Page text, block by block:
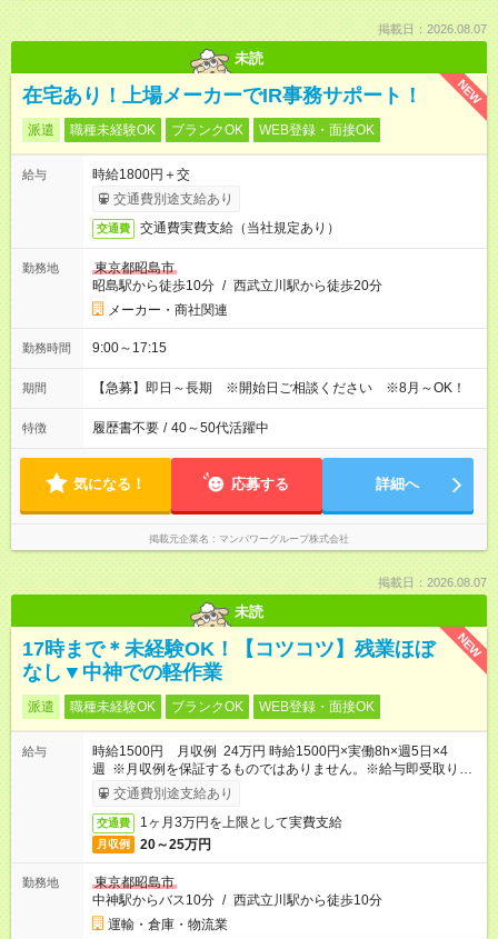
掲載日：2026.08.07
未読
NEW
在宅あり！上場メーカーでIR事務サポート！
派遣 職種未経験OK ブランクOK WEB登録・面接OK
給与
時給1800円＋交
交通費別途支給あり
交通費 交通費実費支給（当社規定あり）
勤務地
東京都昭島市
昭島駅から徒歩10分 / 西武立川駅から徒歩20分
メーカー・商社関連
勤務時間 9:00～17:15
期間 【急募】即日～長期 ※開始日ご相談ください ※8月～OK！
特徴 履歴書不要 / 40～50代活躍中
気になる！ 応募する 詳細へ
掲載元企業名 マンパワーグループ株式会社
掲載日：2026.08.07
未読
NEW
17時まで＊未経験OK！【コツコツ】残業ほぼ
なし▼中神での軽作業
派遣 職種未経験OK ブランクOK WEB登録・面接OK
給与
時給1500円 月収例 24万円 時給1500円×実働8h×週5日×4
週 ※月収例を保証するものではありません。※給与即受取りサ
ービス利用可（利用条件有）
交通費別途支給あり
交通費 1ヶ月3万円を上限として実費支給
月収例 20～25万円
勤務地
東京都昭島市
中神駅からバス10分 / 西武立川駅から徒歩10分
運輸・倉庫・物流業